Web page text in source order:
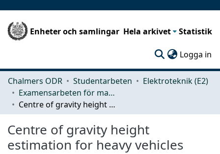
Enheter och samlingar Hela arkivet Statistik
Logga in
Chalmers ODR Studentarbeten
Elektroteknik (E2)
Examensarbeten för masterexamen
Centre of gravity height estimation for heavy vehicles
Centre of gravity height
estimation for heavy vehicles